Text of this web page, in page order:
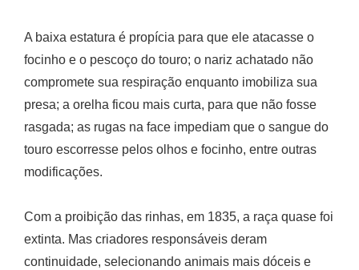
A baixa estatura é propícia para que ele atacasse o
focinho e o pescoço do touro; o nariz achatado não
compromete sua respiração enquanto imobiliza sua
presa; a orelha ficou mais curta, para que não fosse
rasgada; as rugas na face impediam que o sangue do
touro escorresse pelos olhos e focinho, entre outras
modificações.
Com a proibição das rinhas, em 1835, a raça quase foi
extinta. Mas criadores responsáveis deram
continuidade, selecionando animais mais dóceis e